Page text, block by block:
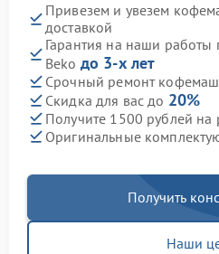
Привезем и увезем
доставкой
Гарантия на наши
Beko до 3-х лет
Срочный ремонт
Скидка для вас до 20%
Получите 1500 рублей на
Оригинальные
Получить
Наши